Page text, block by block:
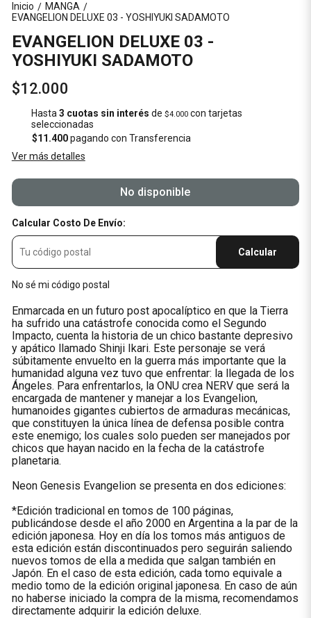
Inicio / MANGA /
EVANGELION DELUXE 03 - YOSHIYUKI SADAMOTO
EVANGELION DELUXE 03 -
YOSHIYUKI SADAMOTO
$12.000
Hasta3 cuotas sin interés de$4.000 con tarjetas
seleccionadas
$11.400pagando con Transferencia
Ver más detalles
No disponible
Calcular Costo De Envío:
Calcular
No sé mi código postal
Enmarcada en un futuro post apocalíptico en que la Tierra
ha sufrido una catástrofe conocida como el Segundo
Impacto, cuenta la historia de un chico bastante depresivo
y apático llamado Shinji Ikari. Este personaje se verá
súbitamente envuelto en la guerra más importante que la
humanidad alguna vez tuvo que enfrentar: la llegada de los
Ángeles. Para enfrentarlos, la ONU crea NERV que será la
encargada de mantener y manejar a los Evangelion,
humanoides gigantes cubiertos de armaduras mecánicas,
que constituyen la única línea de defensa posible contra
este enemigo; los cuales solo pueden ser manejados por
chicos que hayan nacido en la fecha de la catástrofe
planetaria.
Neon Genesis Evangelion se presenta en dos ediciones:
*Edición tradicional en tomos de 100 páginas,
publicándose desde el año 2000 en Argentina a la par de la
edición japonesa. Hoy en día los tomos más antiguos de
esta edición están discontinuados pero seguirán saliendo
nuevos tomos de ella a medida que salgan también en
Japón. En el caso de esta edición, cada tomo equivale a
medio tomo de la edición original japonesa. En caso de aún
no haberse iniciado la compra de la misma, recomendamos
directamente adquirir la edición deluxe.